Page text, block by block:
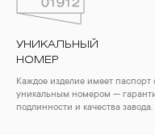
УНИКАЛЬНЫЙ
НОМЕР
Каждое изделие имеет паспорт
уникальным номером —
подлинности и качества завода.